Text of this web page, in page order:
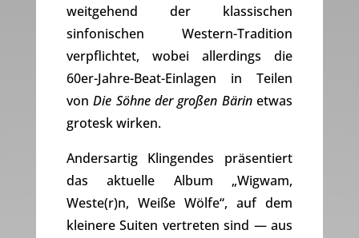
weitgehend der klassischen
sinfonischen Western-Tradition
verpflichtet, wobei allerdings die
60er-Jahre-Beat-Einlagen in Teilen
vonDie Söhne der großen Bärinetwas
grotesk wirken.
Andersartig Klingendes präsentiert
das aktuelle Album „Wigwam,
Weste(r)n, Weiße Wölfe“, auf dem
kleinere Suiten vertreten sind — aus